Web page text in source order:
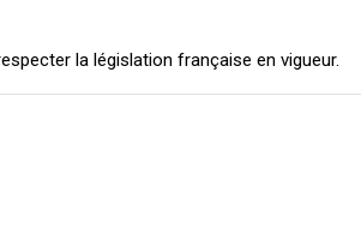
la législation française en vigueur.